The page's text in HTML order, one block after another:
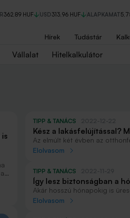
362,89 HUF USD313,96 HUF ALAPKAMAT
Hírek Tudástár
Vállalat Hitelkalkulátor
TIPP & TANÁCS
Kész a lakásfelújítással?
Az elmúlt két évben az
a családok körében a
Elolvasom
TIPP & TANÁCS
Így lesz biztonságban a
nyaralód
Akár hosszú hónapokig is
egy csőtörés vagy vihar
Elolvasom